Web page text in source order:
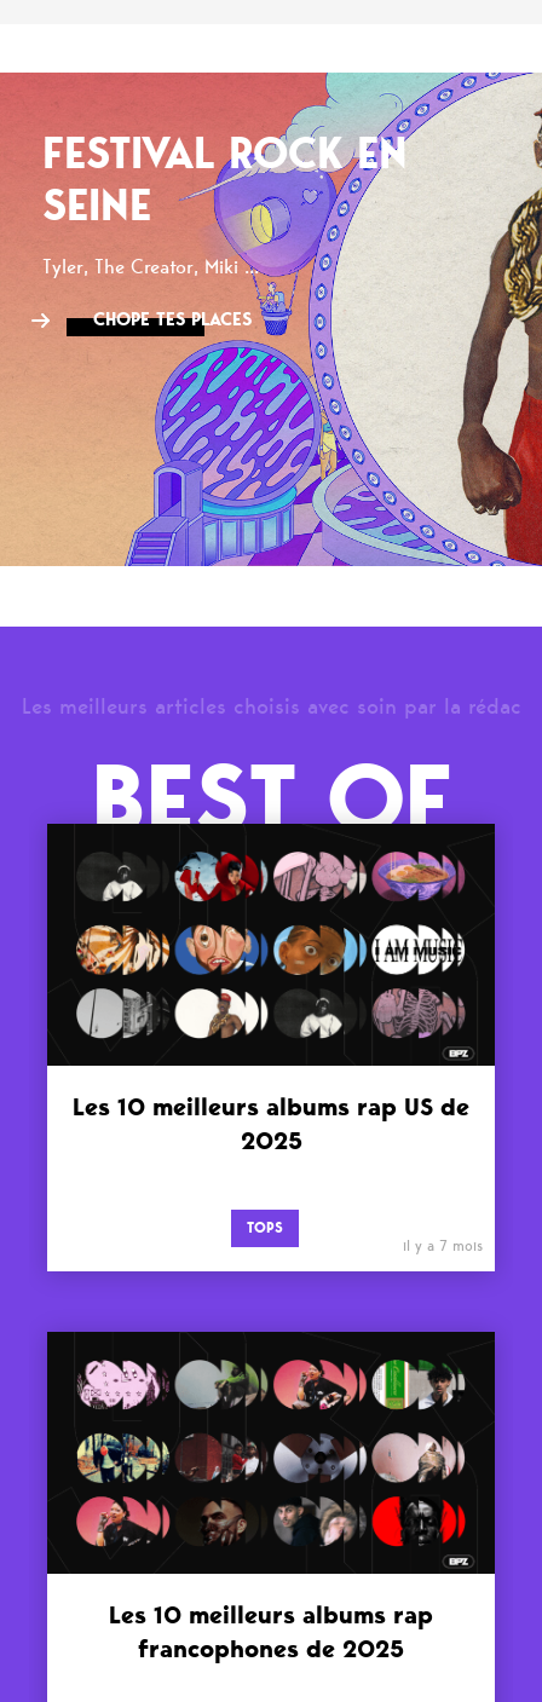
FESTIVAL ROCK EN
SEINE
Tyler, The Creator, Miki ...
CHOPE TES PLACES
Les meilleurs articles choisis avec soin par la rédac
BEST OF
Les 10 meilleurs albums rap US de
2025
TOPS
il y a 7 mois
Les 10 meilleurs albums rap
francophones de 2025